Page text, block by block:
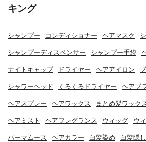
キング
シャンプー コンディショナー ヘアマスク
シャンプーディスペンサー シャンプー手袋
ナイトキャップ ドライヤー ヘアアイロン
シャワーヘッド くるくるドライヤー ヘアブ
ヘアスプレー ヘアワックス まとめ髪ワック
ヘアミスト ヘアフレグランス ウィッグ ウ
パーマムース ヘアカラー 白髪染め 白髪隠し